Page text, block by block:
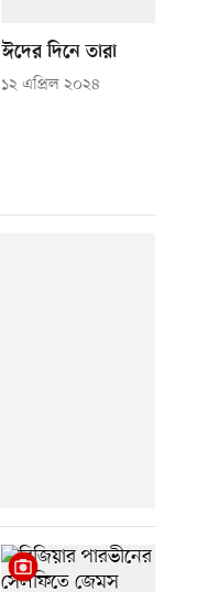
ঈদের দিনে তারা
১২ এপ্রিল ২০২৪